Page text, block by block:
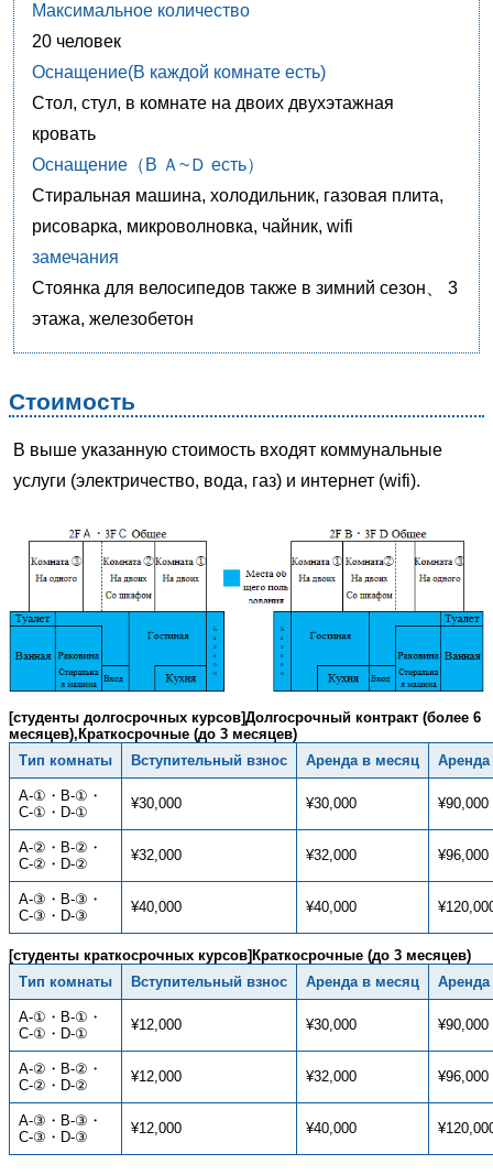
Максимальное количество
20 человек
Оснащение(В каждой комнате есть)
Стол, стул, в комнате на двоих двухэтажная
кровать
Оснащение（В Ａ~Ｄ есть）
Стиральная машина, холодильник, газовая плита,
рисоварка, микроволновка, чайник, wifi
замечания
Стоянка для велосипедов также в зимний сезон、 3
этажа, железобетон
Стоимость
В выше указанную стоимость входят коммунальные
услуги (электричество, вода, газ) и интернет (wifi).
[студенты долгосрочных курсов]Долгосрочный контракт (более 6
месяцев),Краткосрочные (до 3 месяцев)
Тип комнаты
Вступительный взнос Аренда в месяц Аренда
A-①・B-①・
C-①・D-①
¥30,000 ¥30,000 ¥90,000
A-②・B-②・
C-②・D-②
¥32,000 ¥32,000 ¥96,000
A-③・B-③・
C-③・D-③
¥40,000 ¥40,000
[студенты краткосрочных курсов]Краткосрочные (до 3 месяцев)
Тип комнаты
Вступительный взнос Аренда в месяц Аренда
A-①・B-①・
C-①・D-①
¥12,000 ¥30,000 ¥90,000
A-②・B-②・
C-②・D-②
¥12,000 ¥32,000 ¥96,000
A-③・B-③・
C-③・D-③
¥12,000 ¥40,000